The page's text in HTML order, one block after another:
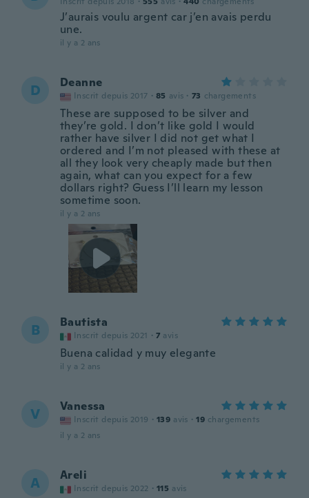
J’aurais voulu argent car j’en avais perdu
une.
il y a 2 ans
D Deanne
Inscrit depuis 2017 · 85 avis · 73 chargements
These are supposed to be silver and
they’re gold. I don’t like gold I would
rather have silver I did not get what I
ordered and I’m not pleased with these at
all they look very cheaply made but then
again, what can you expect for a few
dollars right? Guess I’ll learn my lesson
sometime soon.
il y a 2 ans
B Bautista
Inscrit depuis 2021 · 7 avis
Buena calidad y muy elegante
il y a 2 ans
V Vanessa
Inscrit depuis 2019 · 139 avis · 19 chargements
il y a 2 ans
A Areli
Inscrit depuis 2022 · 115 avis